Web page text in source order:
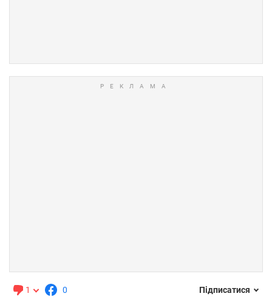
1 0 Підписатися